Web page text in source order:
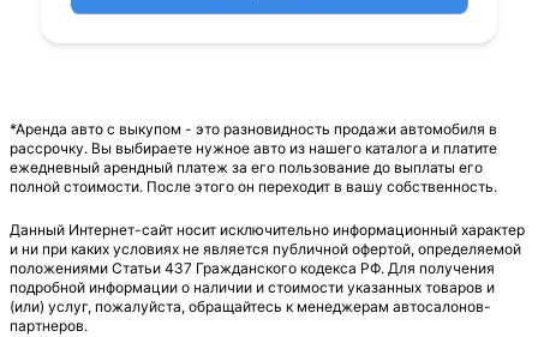
*Аренда авто с выкупом - это разновидность продажи автомобиля в
рассрочку. Вы выбираете нужное авто из нашего каталога и платите
ежедневный арендный платеж за его пользование до выплаты его
полной стоимости. После этого он переходит в вашу собственность.
Данный Интернет-сайт носит исключительно информационный характер
и ни при каких условиях не является публичной офертой, определяемой
положениями Статьи 437 Гражданского кодекса РФ. Для получения
подробной информации о наличии и стоимости указанных товаров и
(или) услуг, пожалуйста, обращайтесь к менеджерам автосалонов-
партнеров.